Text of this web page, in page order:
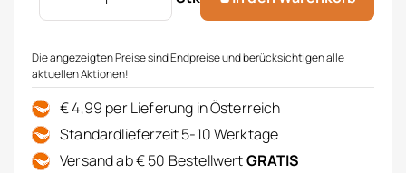
Die angezeigten Preise sind Endpreise und berücksichtigen alle
aktuellen Aktionen!
€ 4,99 per Lieferung in Österreich
Standardlieferzeit 5-10 Werktage
Versand ab € 50 BestellwertGRATIS